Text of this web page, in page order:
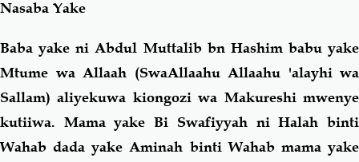
Nasaba Yake
Baba yake ni Abdul Muttalib bn Hashim babu yake
Mtume wa Allaah (SwaAllaahu Allaahu 'alayhi wa
Sallam) aliyekuwa kiongozi wa Makureshi mwenye
kutiiwa. Mama yake Bi Swafiyyah ni Halah binti
Wahab dada yake Aminah binti Wahab mama yake